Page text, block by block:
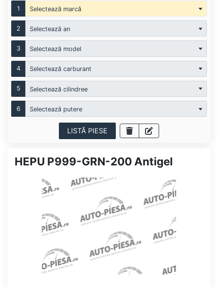
1 Selectează marcă
2 Selectează an
3 Selectează model
4 Selectează carburant
5 Selectează cilindree
6 Selectează putere
LISTĂ PIESE
HEPU P999-GRN-200 Antigel